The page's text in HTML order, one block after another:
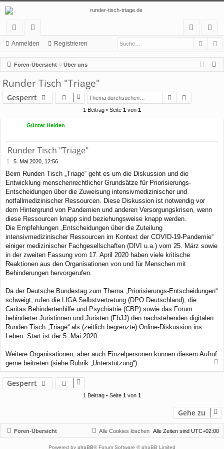
ch
ne
llz
ug
rif
f
or
en
m
el
de
n
ist
rie
Anmelden Registrieren
Foren-Übersicht Über uns
Runder Tisch "Triage"
Gesperrt Suche
1 Beitrag • Seite 1 von 1
Günter Heiden
Runder Tisch "Triage"
B
i
t
r
a
5. Mai 2020, 12:56
Beim Runden Tisch „Triage“ geht es um die Diskussion und die
Entwicklung menschenrechtlicher Grundsätze für Priorisierungs-
Entscheidungen über die Zuweisung intensivmedizinischer und
notfallmedizinischer Ressourcen. Diese Diskussion ist notwendig vor
dem Hintergrund von Pandemien und anderen Versorgungskrisen, wenn
diese Ressourcen knapp sind beziehungsweise knapp werden.
Die Empfehlungen „Entscheidungen über die Zuteilung
intensivmedizinischer Ressourcen im Kontext der COVID-19-Pandemie“
einiger medizinischer Fachgesellschaften (DIVI u.a.) vom 25. März sowie
in der zweiten Fassung vom 17. April 2020 haben viele kritische
Reaktionen aus den Organisationen von und für Menschen mit
Behinderungen hervorgerufen.
Da der Deutsche Bundestag zum Thema „Priorisierungs-Entscheidungen“
schweigt, rufen die LIGA Selbstvertretung (DPO Deutschland), die
Caritas Behindertenhilfe und Psychiatrie (CBP) sowie das Forum
behinderter Juristinnen und Juristen (FbJJ) den nachstehenden digitalen
Runden Tisch „Triage“ als (zeitlich begrenzte) Online-Diskussion ins
Leben. Start ist der 5. Mai 2020.
Weitere Organisationen, aber auch Einzelpersonen können diesem Aufruf
gerne beitreten (siehe Rubrik „Unterstützung“).
a
n
Gesperrt
1 Beitrag • Seite 1 von 1
Gehe zu
Foren-Übersicht Alle Zeiten sind UTC+02:00
Alle Cookies löschen
Powered by phpBB® Forum Software © phpBB Limited